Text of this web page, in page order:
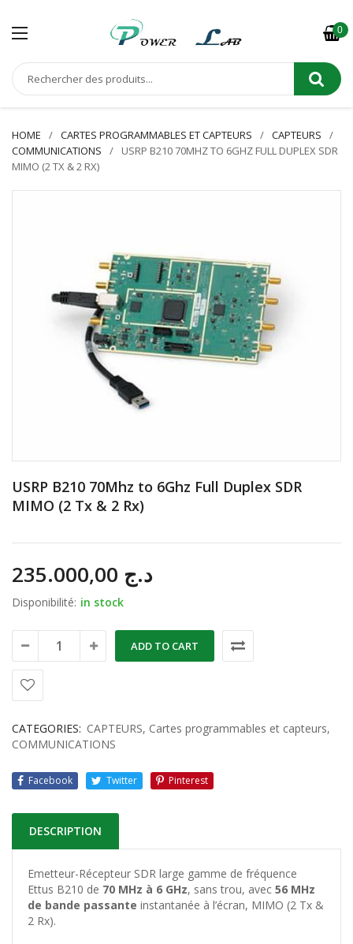
0
HOME CARTES PROGRAMMABLES ET CAPTEURS
CAPTEURS
COMMUNICATIONS
USRP B210 70MHZ TO 6GHZ FULL DUPLEX SDR
MIMO (2 TX & 2 RX)
USRP B210 70Mhz to 6Ghz Full Duplex SDR
MIMO (2 Tx & 2 Rx)
د.ج
Disponibilité: in stock
ADD TO CART
CATEGORIES: CAPTEURS, Cartes programmables et capteurs,
COMMUNICATIONS
Facebook Twitter Pinterest
DESCRIPTION
Emetteur-Récepteur SDR large gamme de fréquence
Ettus B210 de 70 MHz à 6 GHz, sans trou, avec 56 MHz
de bande passante instantanée à l’écran, MIMO (2 Tx &
2 Rx).